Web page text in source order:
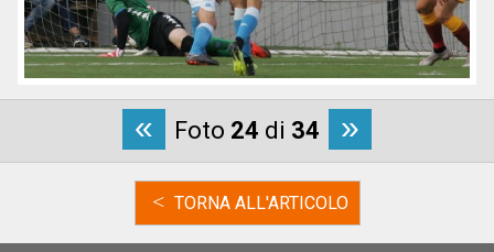
« Foto 24 di 34 »
< TORNA ALL'ARTICOLO